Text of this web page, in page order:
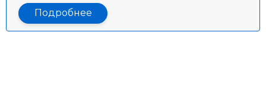
Подробнее